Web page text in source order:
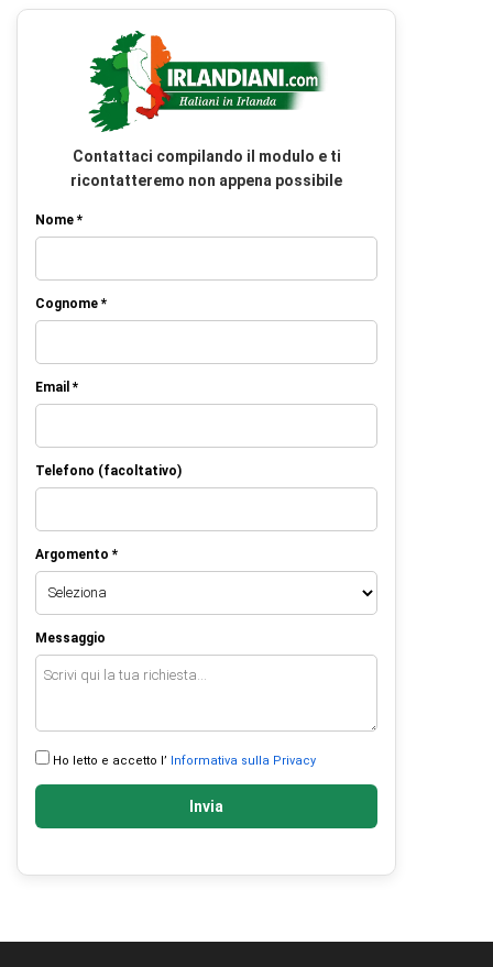
Contattaci compilando il modulo e ti
ricontatteremo non appena possibile
Nome *
Cognome *
Email *
Telefono (facoltativo)
Argomento *
Messaggio
Ho letto e accetto l’ Informativa sulla Privacy
Invia